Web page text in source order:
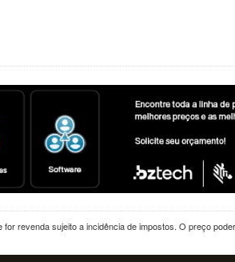
revenda sujeito a incidência de impostos. O preço